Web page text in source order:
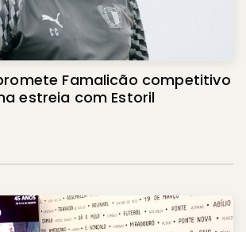
Famalicão competitivo
estreia com Estoril